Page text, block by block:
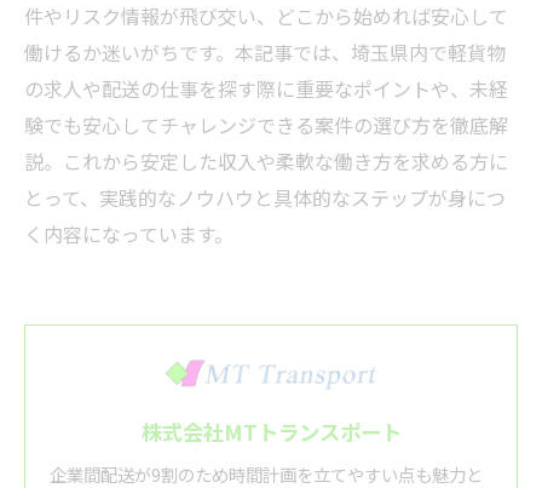
件やリスク情報が飛び交い、どこから始めれば安心して
働けるか迷いがちです。本記事では、埼玉県内で軽貨物
の求人や配送の仕事を探す際に重要なポイントや、未経
験でも安心してチャレンジできる案件の選び方を徹底解
説。これから安定した収入や柔軟な働き方を求める方に
とって、実践的なノウハウと具体的なステップが身につ
く内容になっています。
株式会社MTトランスポート
企業間配送が9割のため時間計画を立てやすい点も魅力と